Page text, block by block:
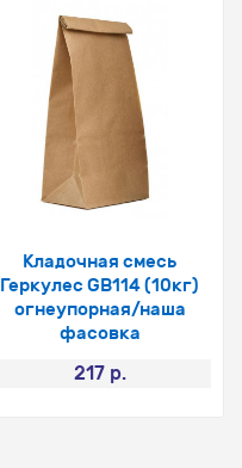
Кладочная смесь
Геркулес GB114 (10кг)
огнеупорная/наша
фасовка
217 р.